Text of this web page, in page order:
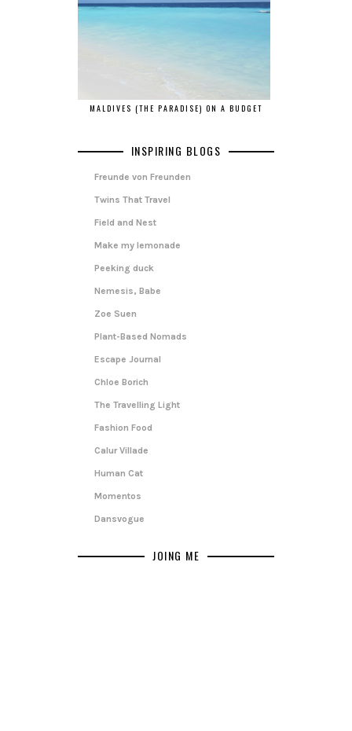
MALDIVES (THE PARADISE) ON A BUDGET
INSPIRING BLOGS
Freunde von Freunden
Twins That Travel
Field and Nest
Make my lemonade
Peeking duck
Nemesis, Babe
Zoe Suen
Plant-Based Nomads
Escape Journal
Chloe Borich
The Travelling Light
Fashion Food
Calur Villade
Human Cat
Momentos
Dansvogue
JOING ME